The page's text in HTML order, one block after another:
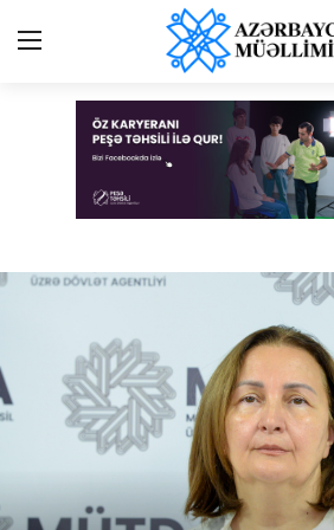
Giriş Qeydiyyat
Qəzetə elan ver
Reklam və elan
Biz kimik?
Azərbaycan müəllimi - Online qəzet